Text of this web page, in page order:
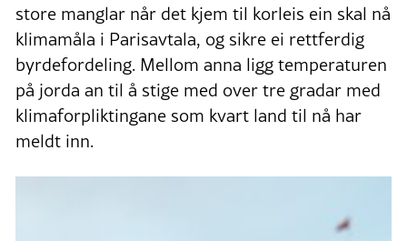
store manglar når det kjem til korleis ein skal nå
klimamåla i Parisavtala, og sikre ei rettferdig
byrdefordeling. Mellom anna ligg temperaturen
på jorda an til å stige med over tre gradar med
klimaforpliktingane som kvart land til nå har
meldt inn.